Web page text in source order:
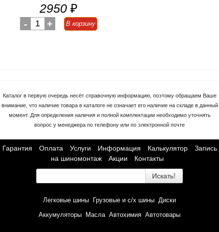
2950 ₽
- 1 + В корзину
Каталог в первую очередь несёт справочную информацию, поэтому обращаем Ваше
внимание, что наличие товара в каталоге не означает его наличие на складе в данный
момент. Для определения наличия и полной комплектации необходимо уточнять
вопрос у менеджера по телефону или по электронной почте
Гарантия Оплата Услуги Информация Калькулятор
Запись
на шиномонтаж
Акции Контакты
Искать!
Легковые шины Грузовые и с/х шины Диски
Аккумуляторы Масла Автохимия Автотовары